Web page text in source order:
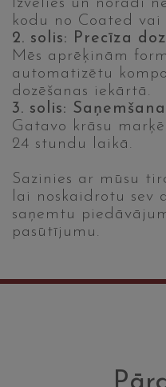
kodu no Coated
2. solis: Precīza
Mēs aprēķinām
automatizētu
dozēšanas iekārtā.
3. solis: Saņemšana
Gatavo krāsu
24 stundu laikā.
Sazinies ar mūsu
lai noskaidrotu sev
saņemtu
pasūtījumu.